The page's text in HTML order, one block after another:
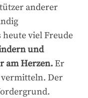
anderer
viel Freude
und
am Herzen.Er
vermitteln. Der